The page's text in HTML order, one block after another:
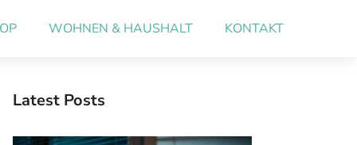
WOHNEN & HAUSHALT KONTAKT
Latest Posts